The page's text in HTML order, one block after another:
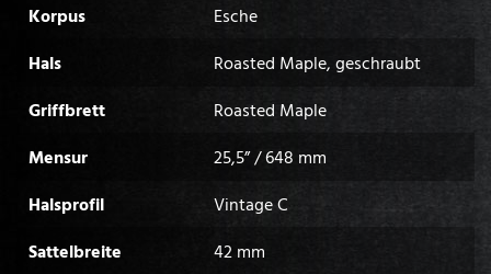
Korpus
Esche
Hals
Roasted Maple, geschraubt
Griffbrett
Roasted Maple
Mensur
25,5” / 648 mm
Halsprofil
Vintage C
Sattelbreite
42 mm